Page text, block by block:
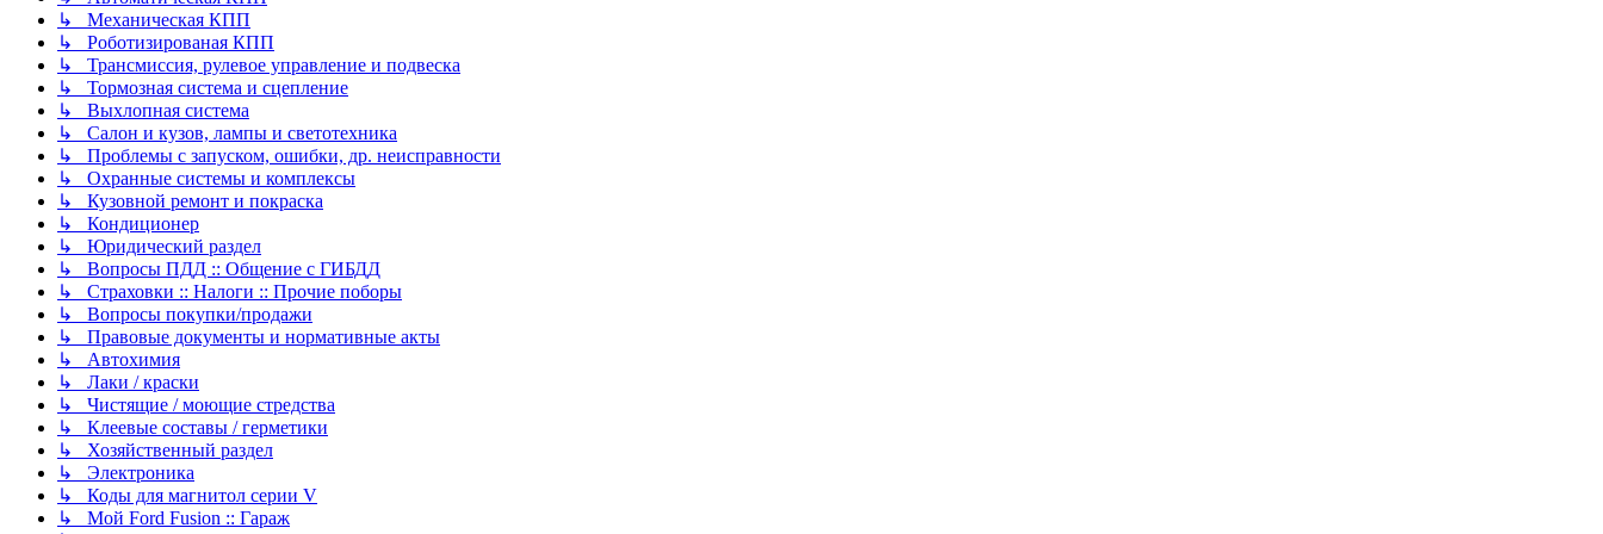
↳ Механическая КПП
↳ Роботизированая КПП
↳ Трансмиссия, рулевое управление и подвеска
↳ Тормозная система и сцепление
↳ Выхлопная система
↳ Салон и кузов, лампы и светотехника
↳ Проблемы с запуском, ошибки, др. неисправности
↳ Охранные системы и комплексы
↳ Кузовной ремонт и покраска
↳ Кондиционер
↳ Юридический раздел
↳ Вопросы ПДД :: Общение с ГИБДД
↳ Страховки :: Налоги :: Прочие поборы
↳ Вопросы покупки/продажи
↳ Правовые документы и нормативные акты
↳ Автохимия
↳ Лаки / краски
↳ Чистящие / моющие стредства
↳ Клеевые составы / герметики
↳ Хозяйственный раздел
↳ Электроника
↳ Коды для магнитол серии V
↳ Мой Ford Fusion :: Гараж